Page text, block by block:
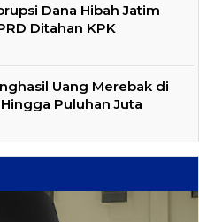
Dana Hibah Jatim
Ditahan KPK
Uang Merebak di
Puluhan Juta